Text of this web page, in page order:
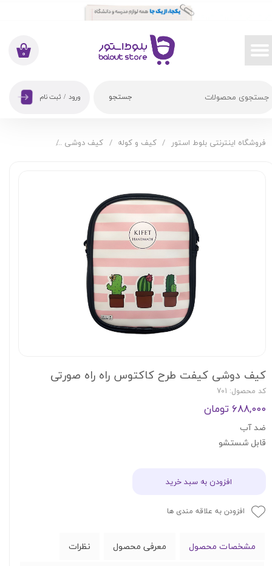
جستجو
۰
ورود / ثبت نام
حساب کاربری من
تغییر گذر واژه
فروشگاه اینترنتی بلوط استور کیف و کوله کیف دوشی
کیف دوشی کیفت طرح کاکتوس راه راه صورتی
کد محصول: 701
۶۸۸,۰۰۰ تومان
ضد آب
قابل شستشو
افزودن به سبد خرید
افزودن به علاقه مندی ها
مشخصات محصول معرفی محصول نظرات